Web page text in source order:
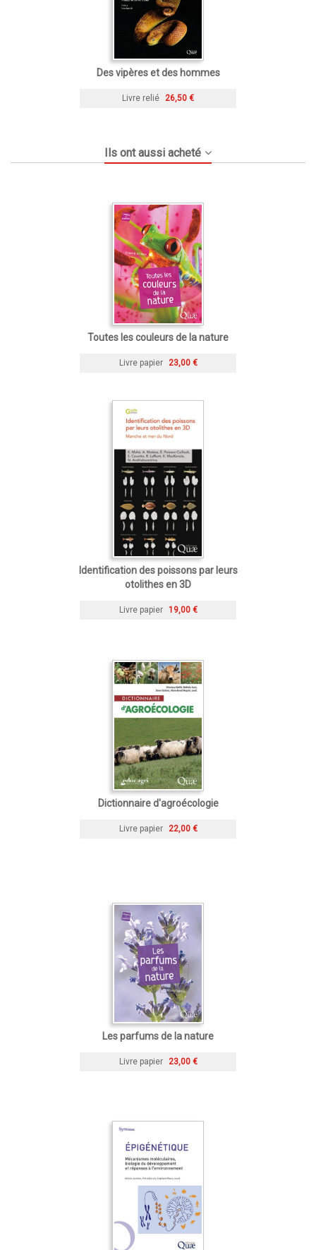
Des vipères et des hommes
Livre relié 26,50 €
Ils ont aussi acheté
Toutes les couleurs de la nature
Livre papier 23,00 €
Identification des poissons par leurs
otolithes en 3D
Livre papier 19,00 €
Dictionnaire d'agroécologie
Livre papier 22,00 €
Les parfums de la nature
Livre papier 23,00 €